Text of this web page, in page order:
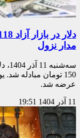
مدار نزول
عرضه شد.
11 آذر 1404 19:51